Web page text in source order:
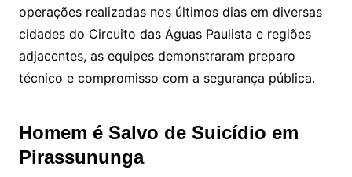
operações realizadas nos últimos dias em diversas
cidades do Circuito das Águas Paulista e regiões
adjacentes, as equipes demonstraram preparo
técnico e compromisso com a segurança pública.
Homem é Salvo de Suicídio em
Pirassununga